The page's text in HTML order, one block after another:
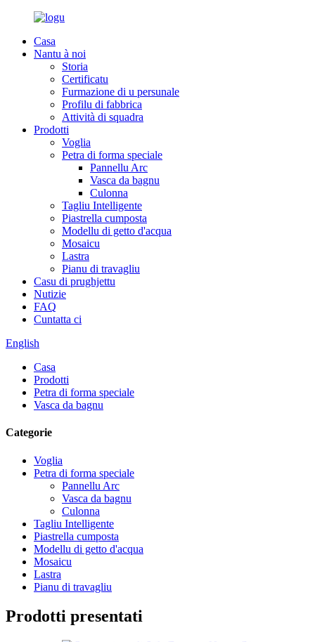
Casa
Nantu à noi
Storia
Certificatu
Furmazione di u persunale
Profilu di fabbrica
Attività di squadra
Prodotti
Voglia
Petra di forma speciale
Pannellu Arc
Vasca da bagnu
Culonna
Tagliu Intelligente
Piastrella cumposta
Modellu di getto d'acqua
Mosaicu
Lastra
Pianu di travagliu
Casu di prughjettu
Nutizie
FAQ
Cuntatta ci
English
Casa
Prodotti
Petra di forma speciale
Vasca da bagnu
Categorie
Voglia
Petra di forma speciale
Pannellu Arc
Vasca da bagnu
Culonna
Tagliu Intelligente
Piastrella cumposta
Modellu di getto d'acqua
Mosaicu
Lastra
Pianu di travagliu
Prodotti presentati